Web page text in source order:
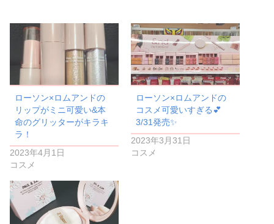
ローソン×ロムアンドの
リップがミニ可愛い&本
命のグリッターがキラキ
ラ！
2023年4月1日
コスメ
ローソン×ロムアンドの
コスメ可愛いすぎる💕
3/31発売✨
2023年3月31日
コスメ